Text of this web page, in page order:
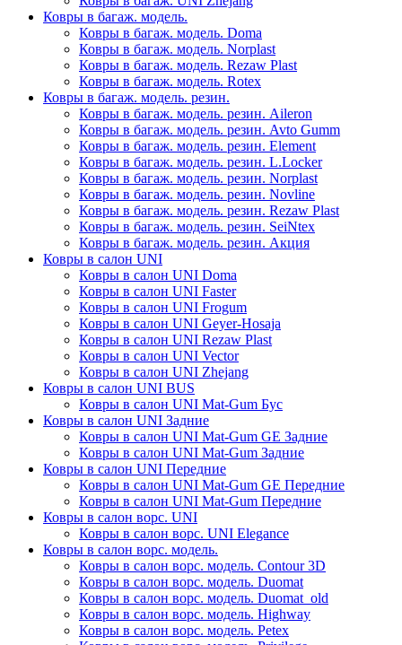
Ковры в багаж. модель.
Ковры в багаж. модель. Doma
Ковры в багаж. модель. Norplast
Ковры в багаж. модель. Rezaw Plast
Ковры в багаж. модель. Rotex
Ковры в багаж. модель. резин.
Ковры в багаж. модель. резин. Aileron
Ковры в багаж. модель. резин. Avto Gumm
Ковры в багаж. модель. резин. Element
Ковры в багаж. модель. резин. L.Locker
Ковры в багаж. модель. резин. Norplast
Ковры в багаж. модель. резин. Novline
Ковры в багаж. модель. резин. Rezaw Plast
Ковры в багаж. модель. резин. SeiNtex
Ковры в багаж. модель. резин. Акция
Ковры в салон UNI
Ковры в салон UNI Doma
Ковры в салон UNI Faster
Ковры в салон UNI Frogum
Ковры в салон UNI Geyer-Hosaja
Ковры в салон UNI Rezaw Plast
Ковры в салон UNI Vector
Ковры в салон UNI Zhejang
Ковры в салон UNI BUS
Ковры в салон UNI Mat-Gum Бус
Ковры в салон UNI Задние
Ковры в салон UNI Mat-Gum GE Задние
Ковры в салон UNI Mat-Gum Задние
Ковры в салон UNI Передние
Ковры в салон UNI Mat-Gum GE Передние
Ковры в салон UNI Mat-Gum Передние
Ковры в салон ворс. UNI
Ковры в салон ворс. UNI Elegance
Ковры в салон ворс. модель.
Ковры в салон ворс. модель. Contour 3D
Ковры в салон ворс. модель. Duomat
Ковры в салон ворс. модель. Duomat_old
Ковры в салон ворс. модель. Highway
Ковры в салон ворс. модель. Petex